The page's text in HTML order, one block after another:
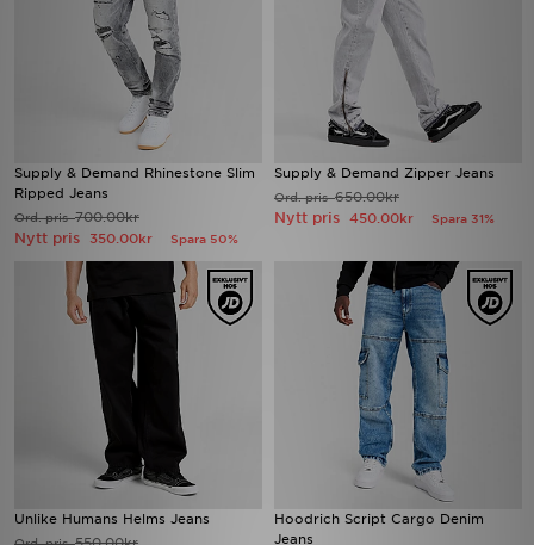
Supply & Demand Rhinestone Slim
Ripped Jeans
Ord. pris700.00kr
Nytt pris 350.00kr Spara 50%
Supply & Demand Zipper Jeans
Ord. pris650.00kr
Nytt pris 450.00kr Spara 31%
Unlike Humans Helms Jeans
Hoodrich Script Cargo Denim
Jeans